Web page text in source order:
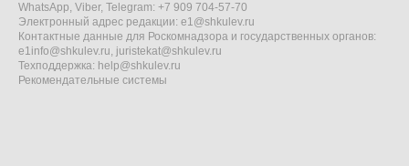
WhatsApp, Viber, Telegram: +7 909 704-57-70
Электронный адрес редакции: e1@shkulev.ru
Контактные данные для Роскомнадзора и государственных органов:
e1info@shkulev.ru, juristekat@shkulev.ru
Техподдержка: help@shkulev.ru
Рекомендательные системы